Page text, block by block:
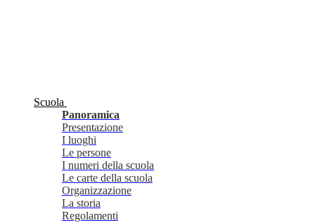
Scuola
Panoramica
Presentazione
I luoghi
Le persone
I numeri della scuola
Le carte della scuola
Organizzazione
La storia
Regolamenti